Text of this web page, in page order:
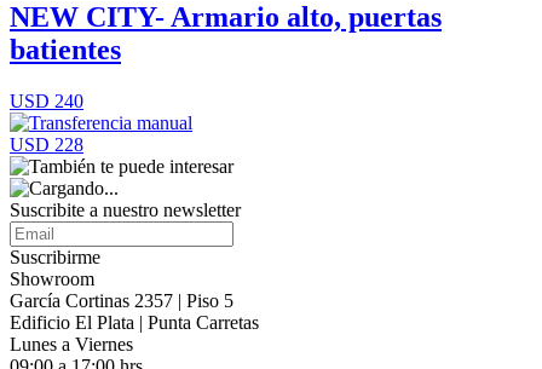
NEW CITY- Armario alto, puertas
batientes
USD 240
USD 228
Suscribite a nuestro newsletter
Suscribirme
Showroom
García Cortinas 2357 | Piso 5
Edificio El Plata | Punta Carretas
Lunes a Viernes